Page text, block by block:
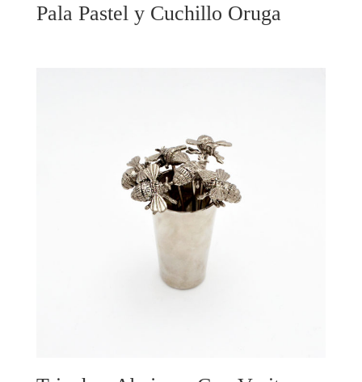
Pala Pastel y Cuchillo Oruga